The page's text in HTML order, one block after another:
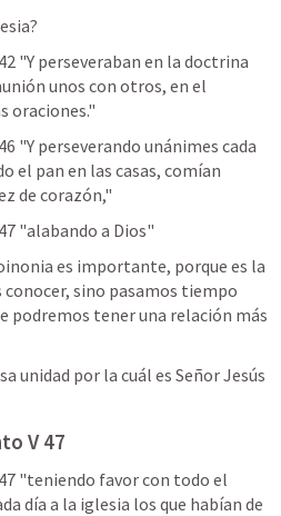
"Y perseveraban en la doctrina
unos con otros, en el
oraciones."
"Y perseverando unánimes cada
el pan en las casas, comían
de corazón,"
"alabando a Dios"
es importante, porque es la
sino pasamos tiempo
tener una relación más
unidad por la cuál es Señor Jesús
V 47
"teniendo favor con todo el
día a la iglesia los que habían de